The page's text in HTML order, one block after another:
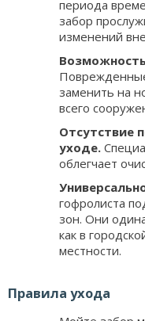
периода
забор
изменений
заменить на
всего
Отсутствие
уходе.
облегчает
гофролиста
зон. Они
как в
местности.
Правила ухода